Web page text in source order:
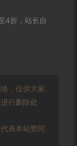
4折，站长自
，仅供大家
行删除处
表本站赞同